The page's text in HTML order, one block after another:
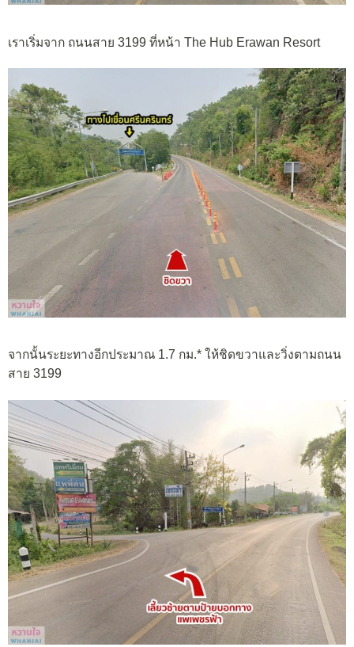
เราเริ่มจาก ถนนสาย 3199 ที่หน้า The Hub Erawan Resort
จากนั้นระยะทางอีกประมาณ 1.7 กม.* ให้ชิดขวาและวิ่งตามถนน
สาย 3199